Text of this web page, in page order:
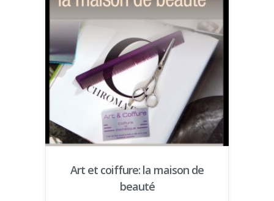
Art et coiffure: la maison de
beauté